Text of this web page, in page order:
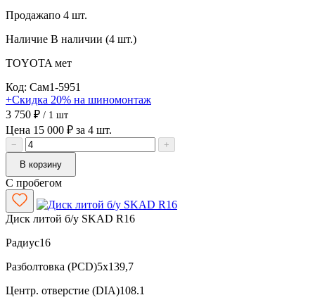
Продажапо 4 шт.
Наличие В наличии (4 шт.)
TOYOTA мет
Код: Сам1-5951
+Скидка 20% на шиномонтаж
3 750 ₽ / 1 шт
Цена 15 000 ₽ за 4 шт.
−
+
В корзину
С пробегом
Диск литой б/у SKAD R16
Радиус16
Разболтовка (PCD)5x139,7
Центр. отверстие (DIA)108.1